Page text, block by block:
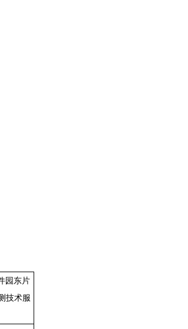
园东片
技术服